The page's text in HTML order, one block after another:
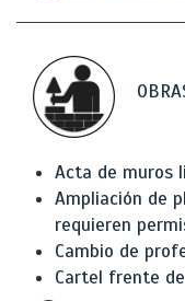
Acta de muros
Ampliación de
requieren
Cambio de
Cartel frente